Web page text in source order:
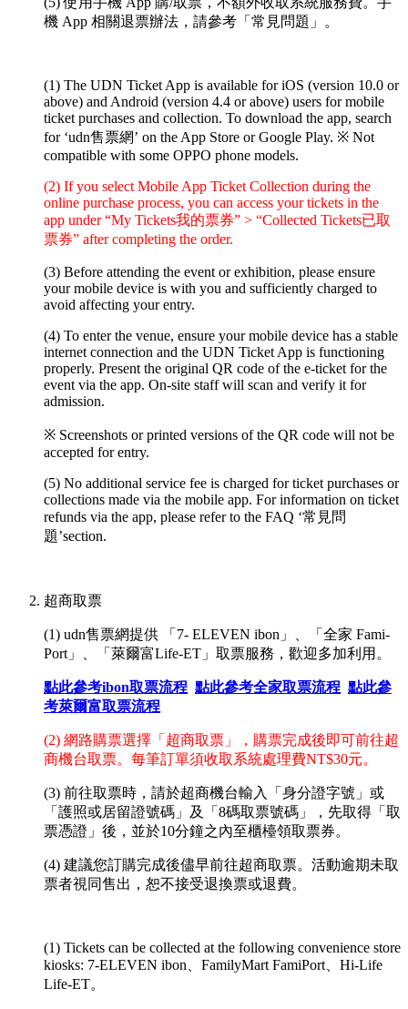
機 App 相關退票辦法，請參考「常見問題」。
(1) The UDN Ticket App is available for iOS (version 10.0 or
above) and Android (version 4.4 or above) users for mobile
ticket purchases and collection. To download the app, search
for ‘udn售票網’ on the App Store or Google Play. ※ Not
compatible with some OPPO phone models.
(2) If you select Mobile App Ticket Collection during the
online purchase process, you can access your tickets in the
app under “My Tickets我的票券” > “Collected Tickets已取
票券” after completing the order.
(3) Before attending the event or exhibition, please ensure
your mobile device is with you and sufficiently charged to
avoid affecting your entry.
(4) To enter the venue, ensure your mobile device has a stable
internet connection and the UDN Ticket App is functioning
properly. Present the original QR code of the e-ticket for the
event via the app. On-site staff will scan and verify it for
admission.
※ Screenshots or printed versions of the QR code will not be
accepted for entry.
(5) No additional service fee is charged for ticket purchases or
collections made via the mobile app. For information on ticket
refunds via the app, please refer to the FAQ ‘常見問
題’section.
超商取票
(1) udn售票網提供 「7- ELEVEN ibon」、「全家 Fami-
Port」、「萊爾富Life-ET」取票服務，歡迎多加利用。
點此參考ibon取票流程 點此參考全家取票流程 點此參
考萊爾富取票流程
(2) 網路購票選擇「超商取票」，購票完成後即可前往超
商機台取票。每筆訂單須收取系統處理費NT$30元。
(3) 前往取票時，請於超商機台輸入 「 身分證字號 」或
「護照或居留證號碼」
及 「 8碼取票號碼 」
，先取得「取
票憑證」後，並於10分鐘之內至櫃檯領取票券。
(4) 建議您訂購完成後儘早前往超商取票。活動逾期未取
票者視同售出，恕不接受退換票或退費。
(1) Tickets can be collected at the following convenience store
kiosks: 7-ELEVEN ibon、FamilyMart FamiPort、Hi-Life
Life-ET。